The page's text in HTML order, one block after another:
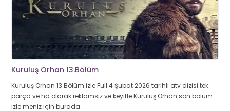
Kuruluş Orhan 13.Bölüm
Kuruluş Orhan 13.Bölüm izle Full 4 Şubat 2026 tarihli atv dizisi tek
parça ve hd olarak reklamsız ve keyifle Kuruluş Orhan son bölüm
izle meniz için burada.